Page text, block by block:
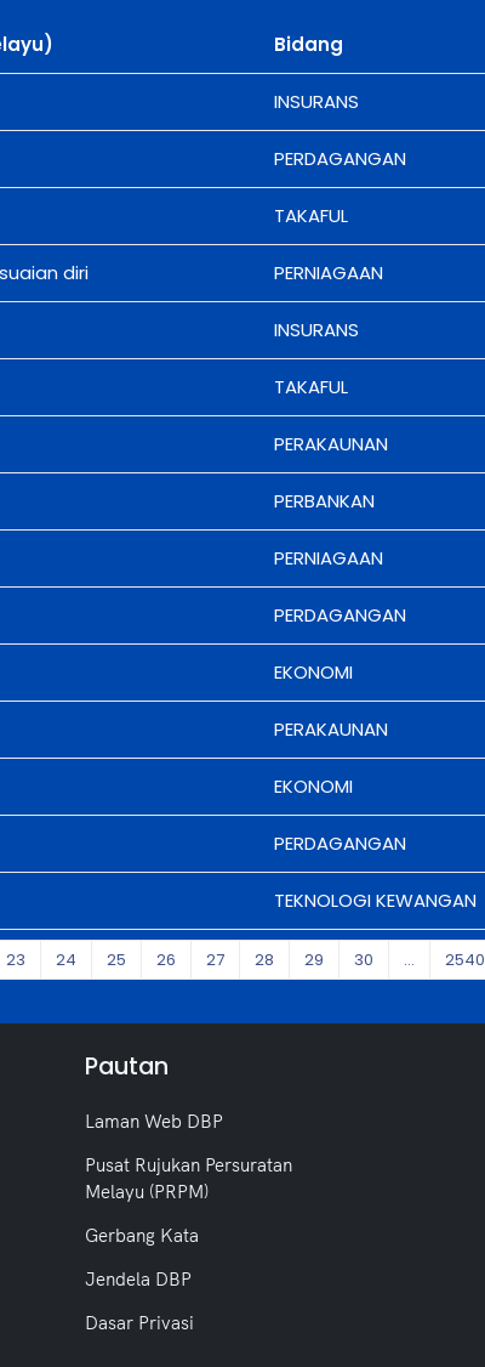
Bidang
INSURANS
PERDAGANGAN
TAKAFUL
diri PERNIAGAAN
INSURANS
TAKAFUL
PERAKAUNAN
PERBANKAN
PERNIAGAAN
PERDAGANGAN
EKONOMI
PERAKAUNAN
EKONOMI
PERDAGANGAN
TEKNOLOGI KEWANGAN
23 24 25 26 27 28 29 30 ... 2540
Pautan
Laman Web DBP
Pusat Rujukan Persuratan
Melayu (PRPM)
Gerbang Kata
Jendela DBP
Dasar Privasi